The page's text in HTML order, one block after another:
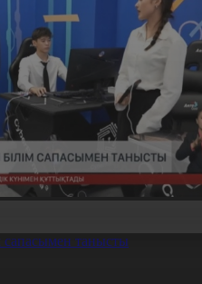
сапасымен танысты